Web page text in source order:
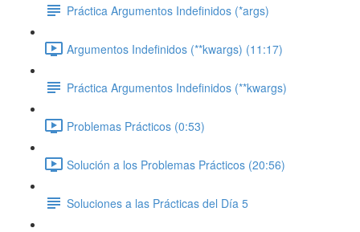
Práctica Argumentos Indefinidos (*args)
Argumentos Indefinidos (**kwargs) (11:17)
Práctica Argumentos Indefinidos (**kwargs)
Problemas Prácticos (0:53)
Solución a los Problemas Prácticos (20:56)
Soluciones a las Prácticas del Día 5